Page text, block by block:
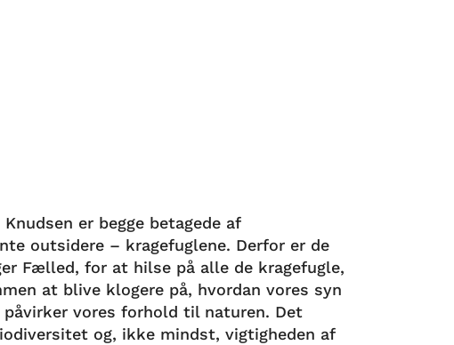
er begge betagede af
outsidere – kragefuglene. Derfor er de
Fælled, for at hilse på alle de kragefugle,
at blive klogere på, hvordan vores syn
påvirker vores forhold til naturen. Det
og, ikke mindst, vigtigheden af